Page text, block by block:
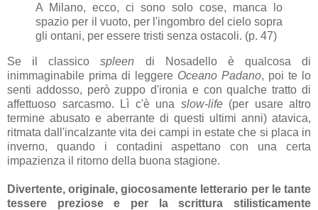
A Milano, ecco, ci sono solo cose, manca lo
spazio per il vuoto, per l'ingombro del cielo sopra
gli ontani, per essere tristi senza ostacoli. (p. 47)
Se il classicospleen di Nosadello è qualcosa di
inimmaginabile prima di leggere Oceano Padano, poi te lo
senti addosso, però zuppo d'ironia e con qualche tratto di
affettuoso sarcasmo. Lì c'è una slow-life(per usare altro
termine abusato e aberrante di questi ultimi anni) atavica,
ritmata dall'incalzante vita dei campi in estate che si placa in
inverno, quando i contadini aspettano con una certa
impazienza il ritorno della buona stagione.
Divertente, originale, giocosamente letterario per le tante
tessere preziose e per la scrittura stilisticamente